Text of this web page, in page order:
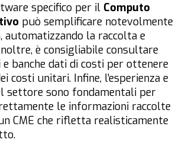
specifico per il Computo
può semplificare notevolmente
automatizzando la raccolta e
è consigliabile consultare
banche dati di costi per ottenere
costi unitari. Infine, l’esperienza e
settore sono fondamentali per
le informazioni raccolte
CME che rifletta realisticamente